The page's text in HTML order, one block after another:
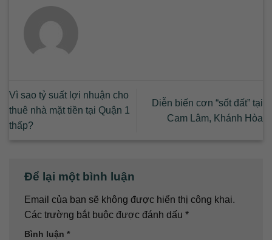
Vì sao tỷ suất lợi nhuận cho
thuê nhà mặt tiền tại Quận 1
thấp?
Diễn biến cơn “sốt đất” tại
Cam Lâm, Khánh Hòa
Để lại một bình luận
Email của bạn sẽ không được hiển thị công khai.
Các trường bắt buộc được đánh dấu *
Bình luận *